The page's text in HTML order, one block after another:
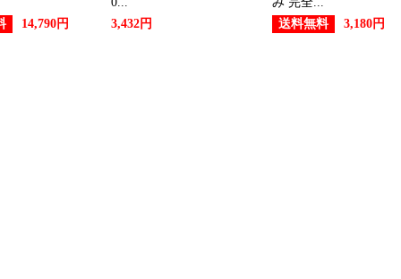
スポーツ・アウトドアランキン
14,790円
3,432円
送料無料
3,180円